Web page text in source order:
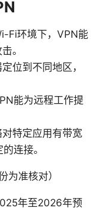
Fi环境下，VPN能
。
位到不同地区，
能为远程工作提
特定应用有带宽
连接。
为准核对）
年至2026年预